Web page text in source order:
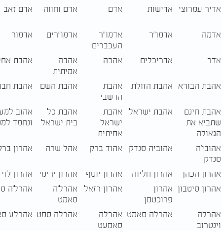
אדיר עמרוצי אדישות אדם אדם וחווה אדם זאב
אדמה אדמו"ר
אדמו"ר
העכברים
אדמו"רים אדמור
אדר אדריכלים אהבה
אהבה
אמיתית
אהבת
אהבת הבורא אהבת הזולת
אהבת
הרשבי
אהבת השם אהבת
אהבת חינם
שתביא את
הגאולה
אהבת ישראל
אהבת
ישראל
אמיתית
אהבת כל
בית ישראל
אהוב
ונחמד
אהובי'ה
סנדק
אהוביה סנדק אהוד ברק אהל שרה אהרון
אהרון הכהן אהרון חליוה אהרון יוסף אהרון ירימי
אהרון לוי
אהרון סיטבון אהרון
פרוכטמן
אהרון רזאל
אהרל'ה
סאמט
אהרל'ה
אהרלה
וינטרוב
אהרלה סאמט אהרלה
סאמעט
אהרלה סמט אהרלע